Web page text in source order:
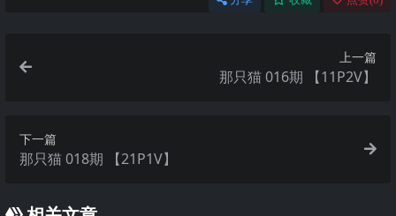
上一篇
那只猫 016期 【11P2V】
下一篇
那只猫 018期 【21P1V】